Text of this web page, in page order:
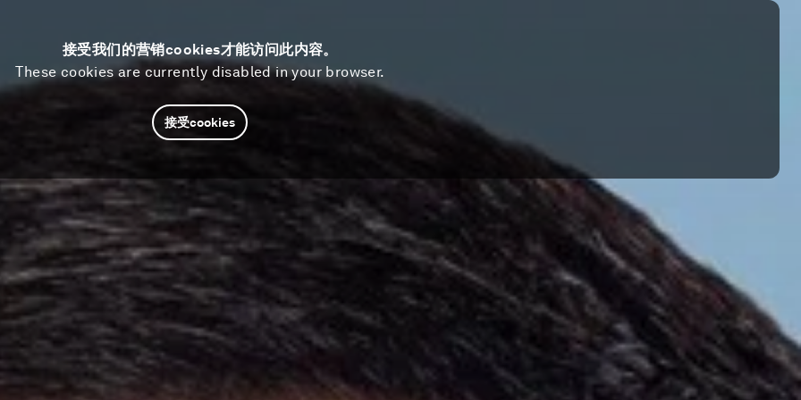
接受我们的营销cookies才能访问此内容。
These cookies are currently disabled in your browser.
接受cookies